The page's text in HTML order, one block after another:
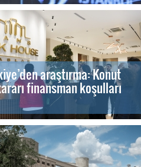
araştırma: Konut
finansman koşulları